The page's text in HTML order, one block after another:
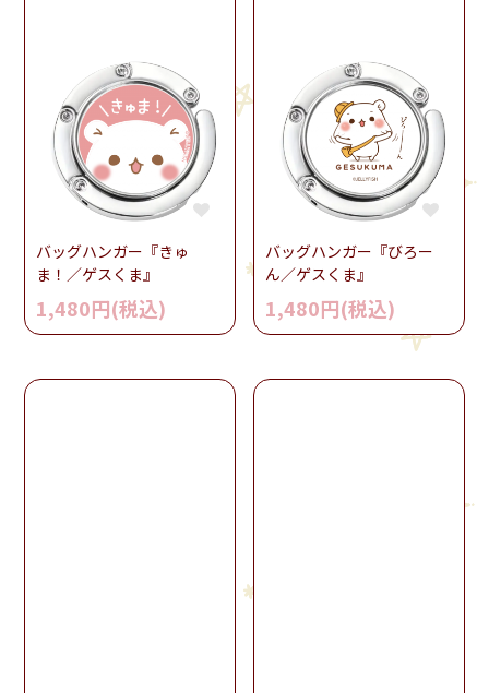
バッグハンガー『きゅ
ま！／ゲスくま』
1,480円(税込)
バッグハンガー『びろー
ん／ゲスくま』
1,480円(税込)